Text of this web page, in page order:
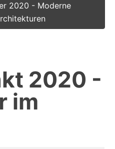
2020 - Moderne
2020 -
im